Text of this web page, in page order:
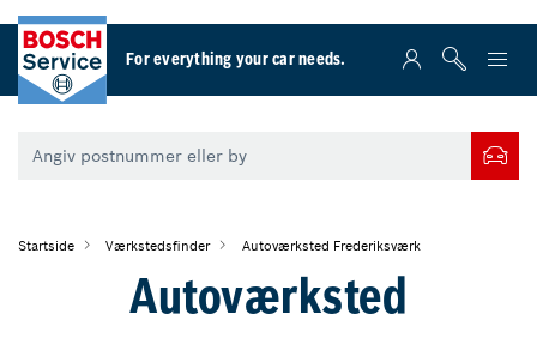
For everything your car needs.
Startside Værkstedsfinder Autoværksted Frederiksværk
Autoværksted